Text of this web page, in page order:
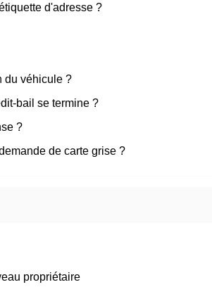
d'adresse ?
du véhicule ?
bail se termine ?
?
de carte grise ?
propriétaire